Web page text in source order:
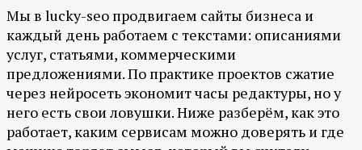
Мы в lucky-seo продвигаем сайты бизнеса и
каждый день работаем с текстами: описаниями
услуг, статьями, коммерческими
предложениями. По практике проектов сжатие
через нейросеть экономит часы редактуры, но у
него есть свои ловушки. Ниже разберём, как это
работает, каким сервисам можно доверять и где